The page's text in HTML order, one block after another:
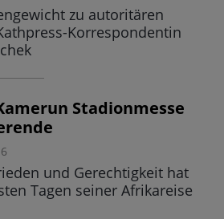
zu autoritären
Korrespondentin
Stadionmesse
und Gerechtigkeit hat
Tagen seiner Afrikareise